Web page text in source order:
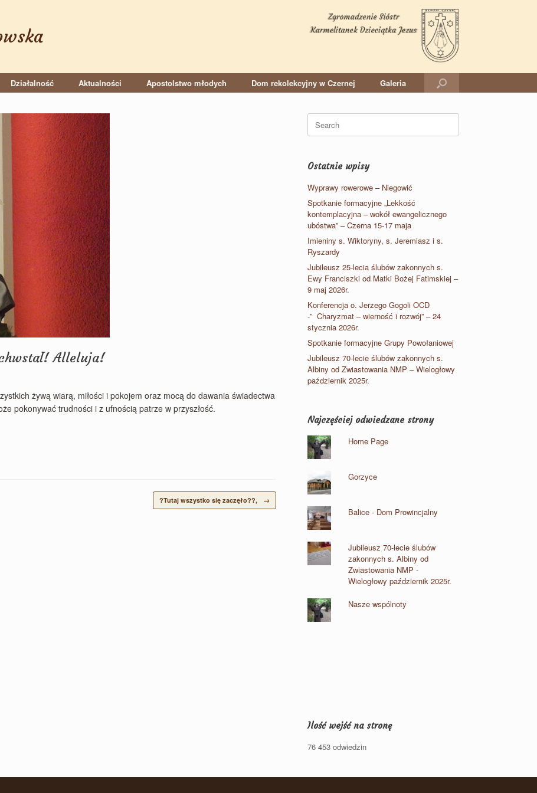
Działalność Aktualności Apostolstwo młodych Dom rekolekcyjny w Czernej Galeria
Alleluja!
żywą wiarą, miłości i pokojem oraz mocą do dawania świadectwa
pokonywać trudności i z ufnością patrze w przyszłość.
?Tutaj wszystko się zaczęło??, →
Search
for:
Ostatnie wpisy
Wyprawy rowerowe – Niegowić
Spotkanie formacyjne „Lekkość
kontemplacyjna – wokół ewangelicznego
ubóstwa” – Czerna 15-17 maja
Imieniny s. Wiktoryny, s. Jeremiasz i s.
Ryszardy
Jubileusz 25-lecia ślubów zakonnych s.
Ewy Franciszki od Matki Bożej Fatimskiej –
9 maj 2026r.
Konferencja o. Jerzego Gogoli OCD
-” Charyzmat – wierność i rozwój” – 24
stycznia 2026r.
Spotkanie formacyjne Grupy Powołaniowej
Jubileusz 70-lecie ślubów zakonnych s.
Albiny od Zwiastowania NMP – Wielogłowy
październik 2025r.
Najczęściej odwiedzane strony
Home Page
Gorzyce
Balice - Dom Prowincjalny
Jubileusz 70-lecie ślubów
zakonnych s. Albiny od
Zwiastowania NMP -
Wielogłowy październik 2025r.
Nasze wspólnoty
Ilość wejść na stronę
76 453 odwiedzin